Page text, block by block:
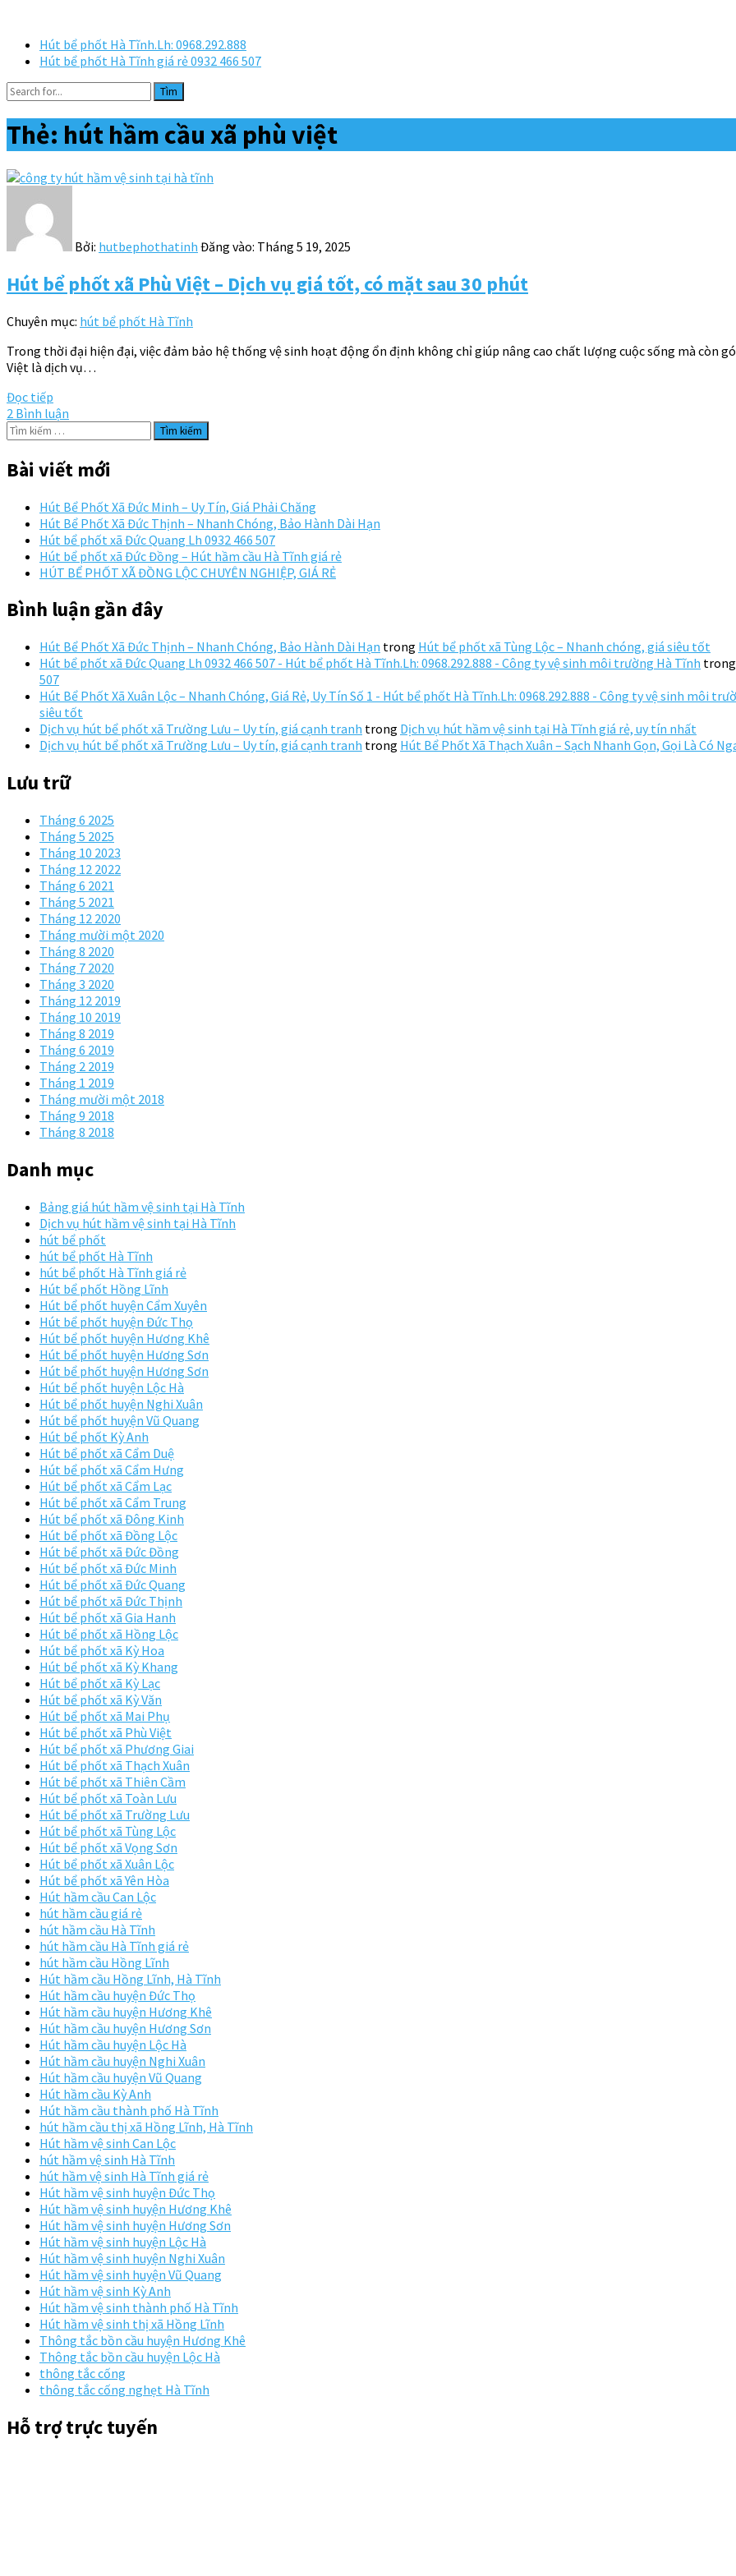
Hút bể phốt Hà Tĩnh.Lh: 0968.292.888
Hút bể phốt Hà Tĩnh giá rẻ 0932 466 507
Tìm
Thẻ: hút hầm cầu xã phù việt
Bởi: hutbephothatinh Đăng vào: Tháng 5 19, 2025
Hút bể phốt xã Phù Việt – Dịch vụ giá tốt, có mặt sau 30 phút
Chuyên mục: hút bể phốt Hà Tĩnh
Trong thời đại hiện đại, việc đảm bảo hệ thống vệ sinh hoạt động ổn định không chỉ giúp nâng cao chất lượng cuộc sống mà còn
Việt là dịch vụ…
Đọc tiếp
2 Bình luận
Tìm
kiếm
cho:
Bài viết mới
Hút Bể Phốt Xã Đức Minh – Uy Tín, Giá Phải Chăng
Hút Bể Phốt Xã Đức Thịnh – Nhanh Chóng, Bảo Hành Dài Hạn
Hút bể phốt xã Đức Quang Lh 0932 466 507
Hút bể phốt xã Đức Đồng – Hút hầm cầu Hà Tĩnh giá rẻ
HÚT BỂ PHỐT XÃ ĐỒNG LỘC CHUYÊN NGHIỆP, GIÁ RẺ
Bình luận gần đây
Hút Bể Phốt Xã Đức Thịnh – Nhanh Chóng, Bảo Hành Dài Hạn trong Hút bể phốt xã Tùng Lộc – Nhanh chóng, giá siêu tốt
Hút bể phốt xã Đức Quang Lh 0932 466 507 - Hút bể phốt Hà Tĩnh.Lh: 0968.292.888 - Công ty vệ sinh môi trường Hà Tĩnh
507
Hút Bể Phốt Xã Xuân Lộc – Nhanh Chóng, Giá Rẻ, Uy Tín Số 1 - Hút bể phốt Hà Tĩnh.Lh: 0968.292.888 - Công ty vệ sinh môi
siêu tốt
Dịch vụ hút bể phốt xã Trường Lưu – Uy tín, giá cạnh tranh trong Dịch vụ hút hầm vệ sinh tại Hà Tĩnh giá rẻ, uy tín nhất
Dịch vụ hút bể phốt xã Trường Lưu – Uy tín, giá cạnh tranh trong Hút Bể Phốt Xã Thạch Xuân – Sạch Nhanh Gọn, Gọi Là Có
Lưu trữ
Tháng 6 2025
Tháng 5 2025
Tháng 10 2023
Tháng 12 2022
Tháng 6 2021
Tháng 5 2021
Tháng 12 2020
Tháng mười một 2020
Tháng 8 2020
Tháng 7 2020
Tháng 3 2020
Tháng 12 2019
Tháng 10 2019
Tháng 8 2019
Tháng 6 2019
Tháng 2 2019
Tháng 1 2019
Tháng mười một 2018
Tháng 9 2018
Tháng 8 2018
Danh mục
Bảng giá hút hầm vệ sinh tại Hà Tĩnh
Dịch vụ hút hầm vệ sinh tại Hà Tĩnh
hút bể phốt
hút bể phốt Hà Tĩnh
hút bể phốt Hà Tĩnh giá rẻ
Hút bể phốt Hồng Lĩnh
Hút bể phốt huyện Cẩm Xuyên
Hút bể phốt huyện Đức Thọ
Hút bể phốt huyện Hương Khê
Hút bể phốt huyện Hương Sơn
Hút bể phốt huyện Hương Sơn
Hút bể phốt huyện Lộc Hà
Hút bể phốt huyện Nghi Xuân
Hút bể phốt huyện Vũ Quang
Hút bể phốt Kỳ Anh
Hút bể phốt xã Cẩm Duệ
Hút bể phốt xã Cẩm Hưng
Hút bể phốt xã Cẩm Lạc
Hút bể phốt xã Cẩm Trung
Hút bể phốt xã Đông Kinh
Hút bể phốt xã Đồng Lộc
Hút bể phốt xã Đức Đồng
Hút bể phốt xã Đức Minh
Hút bể phốt xã Đức Quang
Hút bể phốt xã Đức Thịnh
Hút bể phốt xã Gia Hanh
Hút bể phốt xã Hồng Lộc
Hút bể phốt xã Kỳ Hoa
Hút bể phốt xã Kỳ Khang
Hút bể phốt xã Kỳ Lạc
Hút bể phốt xã Kỳ Văn
Hút bể phốt xã Mai Phụ
Hút bể phốt xã Phù Việt
Hút bể phốt xã Phương Giai
Hút bể phốt xã Thạch Xuân
Hút bể phốt xã Thiên Cầm
Hút bể phốt xã Toàn Lưu
Hút bể phốt xã Trường Lưu
Hút bể phốt xã Tùng Lộc
Hút bể phốt xã Vọng Sơn
Hút bể phốt xã Xuân Lộc
Hút bể phốt xã Yên Hòa
Hút hầm cầu Can Lộc
hút hầm cầu giá rẻ
hút hầm cầu Hà Tĩnh
hút hầm cầu Hà Tĩnh giá rẻ
hút hầm cầu Hồng Lĩnh
Hút hầm cầu Hồng Lĩnh, Hà Tĩnh
Hút hầm cầu huyện Đức Thọ
Hút hầm cầu huyện Hương Khê
Hút hầm cầu huyện Hương Sơn
Hút hầm cầu huyện Lộc Hà
Hút hầm cầu huyện Nghi Xuân
Hút hầm cầu huyện Vũ Quang
Hút hầm cầu Kỳ Anh
Hút hầm cầu thành phố Hà Tĩnh
hút hầm cầu thị xã Hồng Lĩnh, Hà Tĩnh
Hút hầm vệ sinh Can Lộc
hút hầm vệ sinh Hà Tĩnh
hút hầm vệ sinh Hà Tĩnh giá rẻ
Hút hầm vệ sinh huyện Đức Thọ
Hút hầm vệ sinh huyện Hương Khê
Hút hầm vệ sinh huyện Hương Sơn
Hút hầm vệ sinh huyện Lộc Hà
Hút hầm vệ sinh huyện Nghi Xuân
Hút hầm vệ sinh huyện Vũ Quang
Hút hầm vệ sinh Kỳ Anh
Hút hầm vệ sinh thành phố Hà Tĩnh
Hút hầm vệ sinh thị xã Hồng Lĩnh
Thông tắc bồn cầu huyện Hương Khê
Thông tắc bồn cầu huyện Lộc Hà
thông tắc cống
thông tắc cống nghẹt Hà Tĩnh
Hỗ trợ trực tuyến